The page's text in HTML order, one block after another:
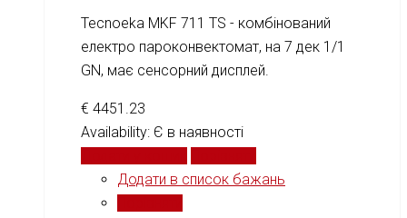
Tecnoeka MKF 711 TS - комбінований
електро пароконвектомат, на 7 дек 1/1
GN, має сенсорний дисплей.
€ 4451.23
Availability: Є в наявності
Додати в список бажань